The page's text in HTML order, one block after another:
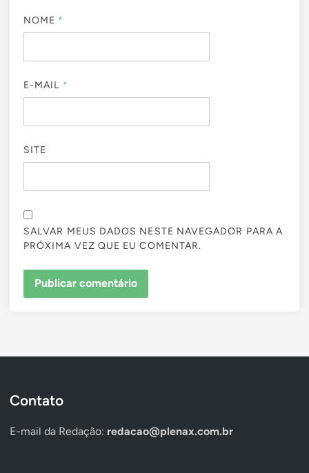
NOME *
E-MAIL *
SITE
SALVAR MEUS DADOS NESTE NAVEGADOR PARA A
PRÓXIMA VEZ QUE EU COMENTAR.
Contato
E-mail da Redação: redacao@plenax.com.br